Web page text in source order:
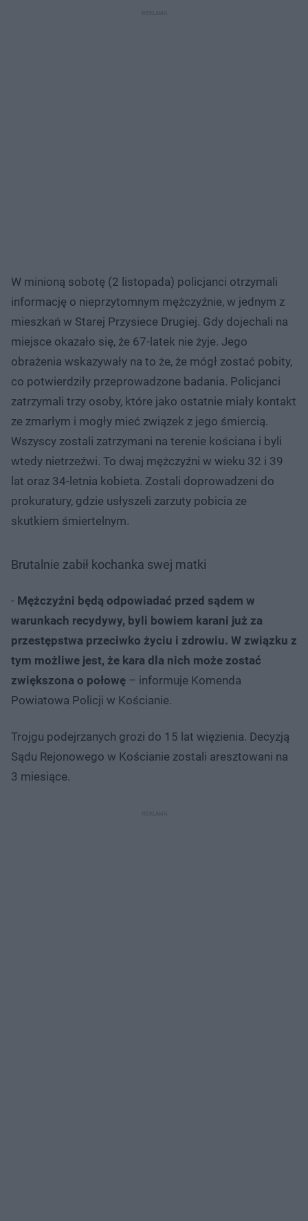
W minioną sobotę (2 listopada) policjanci otrzymali
informację o nieprzytomnym mężczyźnie, w jednym z
mieszkań w Starej Przysiece Drugiej. Gdy dojechali na
miejsce okazało się, że 67-latek nie żyje. Jego
obrażenia wskazywały na to że, że mógł zostać pobity,
co potwierdziły przeprowadzone badania. Policjanci
zatrzymali trzy osoby, które jako ostatnie miały kontakt
ze zmarłym i mogły mieć związek z jego śmiercią.
Wszyscy zostali zatrzymani na terenie kościana i byli
wtedy nietrzeźwi. To dwaj mężczyźni w wieku 32 i 39
lat oraz 34-letnia kobieta. Zostali doprowadzeni do
prokuratury, gdzie usłyszeli zarzuty pobicia ze
skutkiem śmiertelnym.
Brutalnie zabił kochanka swej matki
- Mężczyźni będą odpowiadać przed sądem w
warunkach recydywy, byli bowiem karani już za
przestępstwa przeciwko życiu i zdrowiu. W związku z
tym możliwe jest, że kara dla nich może zostać
zwiększona o połowę – informuje Komenda
Powiatowa Policji w Kościanie.
Trojgu podejrzanych grozi do 15 lat więzienia. Decyzją
Sądu Rejonowego w Kościanie zostali aresztowani na
3 miesiące.